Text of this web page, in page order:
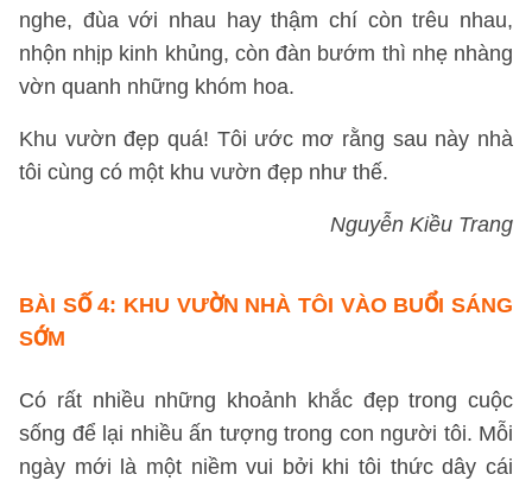
nghe, đùa với nhau hay thậm chí còn trêu nhau,
nhộn nhịp kinh khủng, còn đàn bướm thì nhẹ nhàng
vờn quanh những khóm hoa.
Khu vườn đẹp quá! Tôi ước mơ rằng sau này nhà
tôi cùng có một khu vườn đẹp như thế.
Nguyễn Kiều Trang
BÀI SỐ 4: KHU VƯỜN NHÀ TÔI VÀO BUỔI SÁNG
SỚM
Có rất nhiều những khoảnh khắc đẹp trong cuộc
sống để lại nhiều ấn tượng trong con người tôi. Mỗi
ngày mới là một niềm vui bởi khi tôi thức dây cái